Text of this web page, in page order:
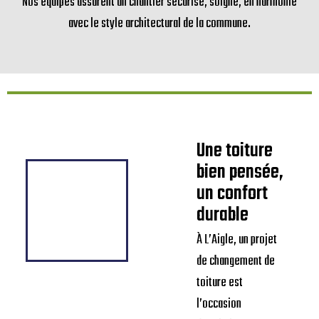
Nous procédons à une inspection
rigoureuse : état de la charpente,
matériaux et gestion des eaux.
Nos équipes assurent un chantier sécurisé, soigné, en harmonie
avec le style architectural de la commune.
Une toiture
bien pensée,